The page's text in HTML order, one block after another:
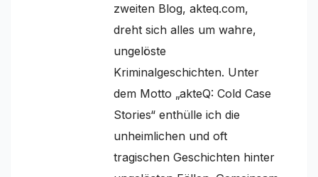
zweiten Blog, akteq.com,
dreht sich alles um wahre,
ungelöste
Kriminalgeschichten. Unter
dem Motto „akteQ: Cold Case
Stories“ enthülle ich die
unheimlichen und oft
tragischen Geschichten hinter